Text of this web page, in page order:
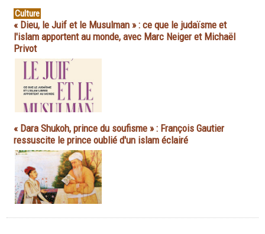
Culture
« Dieu, le Juif et le Musulman » : ce que le judaïsme et
l'islam apportent au monde, avec Marc Neiger et Michaël
Privot
« Dara Shukoh, prince du soufisme » : François Gautier
ressuscite le prince oublié d'un islam éclairé